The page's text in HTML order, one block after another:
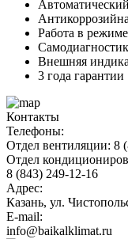
Работа в
Внешняя
3 года гарантии
Контакты
Телефоны:
Отдел вентиляции: 8
Отдел
8 (843) 249-12-16
Адрес:
Казань, ул.
E-mail:
info@baikalklimat.ru